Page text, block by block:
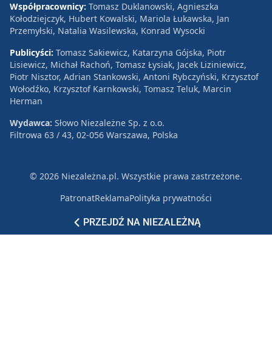
PRZEJDŹ NA NIEZALEŻNĄ
Współpracownicy: Tomasz Duklanowski, Agnieszka
Kołodziejczyk, Hubert Kowalski, Mariola Łukawska, Jan
Przemyłski, Natalia Wasilewska, Konrad Wysocki
Publicyści: Tomasz Sakiewicz, Katarzyna Gójska, Piotr
Lisiewicz, Michał Rachoń, Tomasz Łysiak, Jacek Liziniewicz,
Piotr Nisztor, Adrian Stankowski, Antoni Rybczyński, Krzysztof
Wołodźko, Krzysztof Karnkowski, Tomasz Teluk, Marcin
Herman
Wydawca: Słowo Niezależne Sp. z o.o.
Filtrowa 63 / 43, 02-056 Warszawa, Polska
© 2026 Niezależna.pl. Wszystkie prawa zastrzeżone.
PatronatReklamaPolityka prywatności